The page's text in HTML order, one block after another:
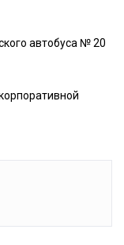
автобуса № 20